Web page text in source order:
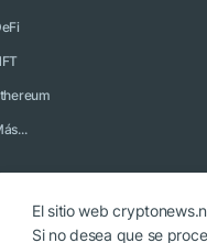
© 2018 - 2026 Crypto News. Al usar
El sitio web
Si no desea que se